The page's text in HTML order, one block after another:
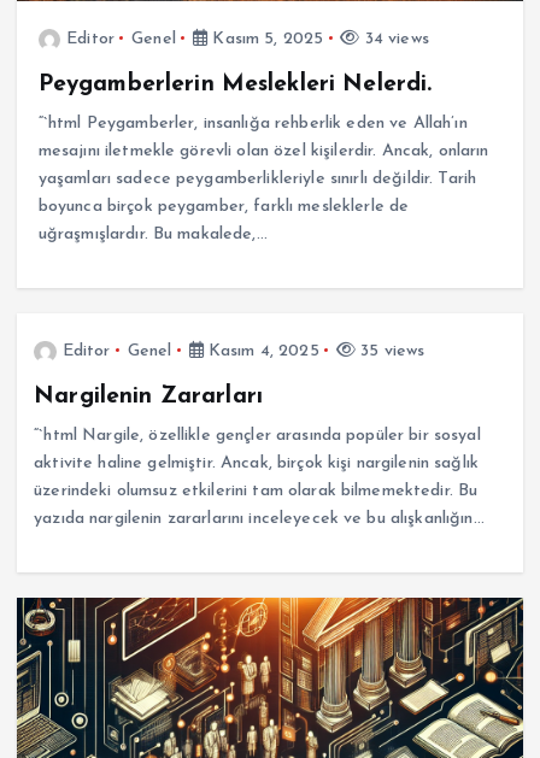
Editor Genel Kasım 5, 2025 34 views
Peygamberlerin Meslekleri Nelerdi.
“`html Peygamberler, insanlığa rehberlik eden ve Allah’ın
mesajını iletmekle görevli olan özel kişilerdir. Ancak, onların
yaşamları sadece peygamberlikleriyle sınırlı değildir. Tarih
boyunca birçok peygamber, farklı mesleklerle de
uğraşmışlardır. Bu makalede,…
Editor Genel Kasım 4, 2025 35 views
Nargilenin Zararları
“`html Nargile, özellikle gençler arasında popüler bir sosyal
aktivite haline gelmiştir. Ancak, birçok kişi nargilenin sağlık
üzerindeki olumsuz etkilerini tam olarak bilmemektedir. Bu
yazıda nargilenin zararlarını inceleyecek ve bu alışkanlığın…